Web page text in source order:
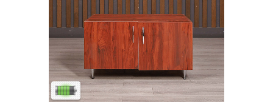
У товара присутствуют незначительные
следы эксплуатации, не влияющие на
удобство его использования
Низкая степень износа